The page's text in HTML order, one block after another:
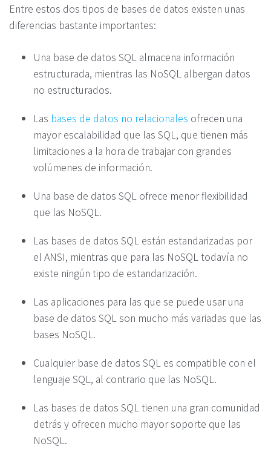
Entre estos dos tipos de bases de datos existen unas
diferencias bastante importantes:
Una base de datos SQL almacena información
estructurada, mientras las NoSQL albergan datos
no estructurados.
Las bases de datos no relacionales ofrecen una
mayor escalabilidad que las SQL, que tienen más
limitaciones a la hora de trabajar con grandes
volúmenes de información.
Una base de datos SQL ofrece menor flexibilidad
que las NoSQL.
Las bases de datos SQL están estandarizadas por
el ANSI, mientras que para las NoSQL todavía no
existe ningún tipo de estandarización.
Las aplicaciones para las que se puede usar una
base de datos SQL son mucho más variadas que las
bases NoSQL.
Cualquier base de datos SQL es compatible con el
lenguaje SQL, al contrario que las NoSQL.
Las bases de datos SQL tienen una gran comunidad
detrás y ofrecen mucho mayor soporte que las
NoSQL.